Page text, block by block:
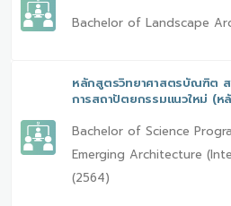
Bachelor of Landscape
หลักสูตรวิทยาศาสตรบัณฑิต ส
การสถาปัตยกรรมแนวใหม่ (
Bachelor of Science
Emerging Architecture
(2564)